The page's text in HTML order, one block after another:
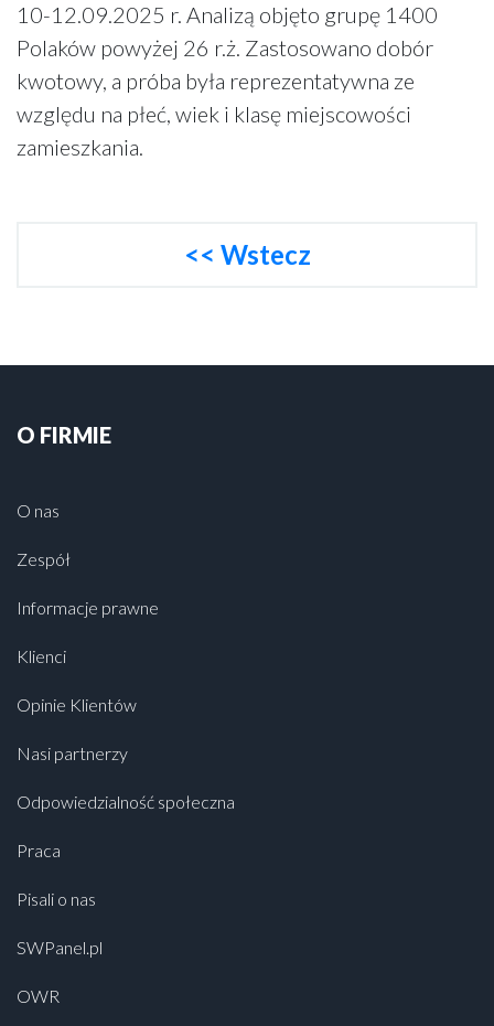
10-12.09.2025 r. Analizą objęto grupę 1400
Polaków powyżej 26 r.ż. Zastosowano dobór
kwotowy, a próba była reprezentatywna ze
względu na płeć, wiek i klasę miejscowości
zamieszkania.
<< Wstecz
O FIRMIE
O nas
Zespół
Informacje prawne
Klienci
Opinie Klientów
Nasi partnerzy
Odpowiedzialność społeczna
Praca
Pisali o nas
SWPanel.pl
OWR